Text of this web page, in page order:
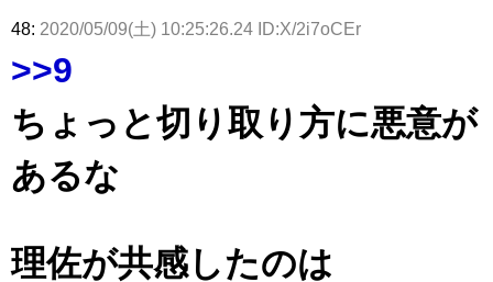
理子、8/6
ト！」水曜
スタジオ出
uddiesを
カップお姉
2曲目っ
演】
【激レアさ
んを連れて
きた。】
48: 2020/05/09(土) 10:25:26.24 ID:X/2i7oCEr
>>9
ちょっと切り取り方に悪意が
あるな
理佐が共感したのは